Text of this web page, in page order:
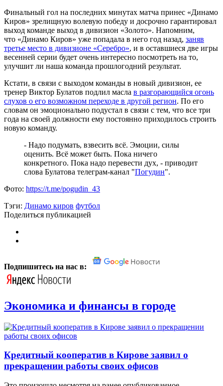
Финальный гол на последних минутах матча принес «Динамо
Киров» зрелищную волевую победу и досрочно гарантировал
выход команде выход в дивизион «Золото». Напомним,
что «Динамо Киров» уже попадала в него год назад, заняв
третье место в дивизионе «Серебро», и в оставшиеся две игры
весенней серии будет очень интересно посмотреть на то,
улучшит ли наша команда прошлогодний результат.
Кстати, в связи с выходом команды в новый дивизион, ее
тренер Виктор Булатов подлил масла в разгорающийся огонь
слухов о его возможном переходе в другой регион. По его
словам он эмоционально подустал в связи с тем, что все три
года на своей должности ему постоянно приходилось строить
новую команду.
- Надо подумать, взвесить всё. Эмоции, силы
оценить. Всё может быть. Пока ничего
конкретного. Пока надо перевести дух, - приводит
слова Булатова телеграм-канал "Погудин".
Фото: https://t.me/pogudin_43
Тэги: Динамо киров футбол
Поделиться публикацией
Подпишитесь на нас в:
Экономика и финансы в городе
Кредитный кооператив в Кирове заявил о
прекращении работы своих офисов